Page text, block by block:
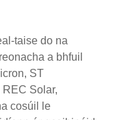
taise do na
a bhfuil
ST
Solar,
cosúil le